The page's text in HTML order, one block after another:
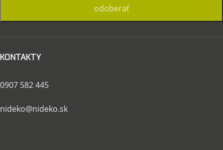
KONTAKTY
0907 582 445
nideko@nideko.sk